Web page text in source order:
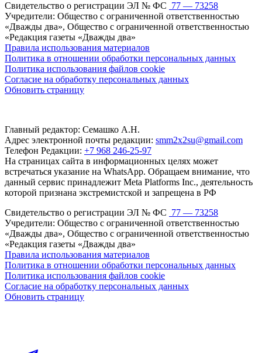
Свидетельство о регистрации ЭЛ № ФС 77 — 73258
Учредители: Общество с ограниченной ответственностью
«Дважды два», Общество с ограниченной ответственностью
«Редакция газеты «Дважды два»
Правила использования материалов
Политика в отношении обработки персональных данных
Политика использования файлов cookie
Согласие на обработку персональных данных
Обновить страницу
Главный редактор: Семашко А.Н.
Адрес электронной почты редакции: smm2x2su@gmail.com
Телефон Редакции: +7 968 246-25-97
На страницах сайта в информационных целях может
встречаться указание на WhatsApp. Обращаем внимание, что
данный сервис принадлежит Meta Platforms Inc., деятельность
которой признана экстремистской и запрещена в РФ
Свидетельство о регистрации ЭЛ № ФС 77 — 73258
Учредители: Общество с ограниченной ответственностью
«Дважды два», Общество с ограниченной ответственностью
«Редакция газеты «Дважды два»
Правила использования материалов
Политика в отношении обработки персональных данных
Политика использования файлов cookie
Согласие на обработку персональных данных
Обновить страницу